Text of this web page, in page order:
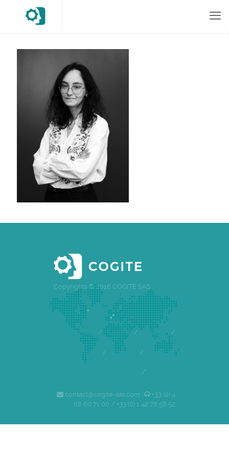
Copyrights © 2016 COGITE SAS
Accueil / Cogite / Equipe /
Références / Clients / Emploi
/
contact@cogite-sas.com ·
+33 (0) 4
68 60 71 00 / +33 (0) 1 42 78 58 52